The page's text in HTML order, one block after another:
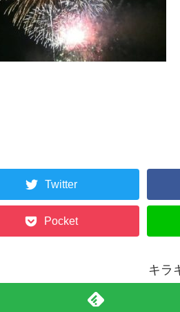
Twitter
Pocket
キラ